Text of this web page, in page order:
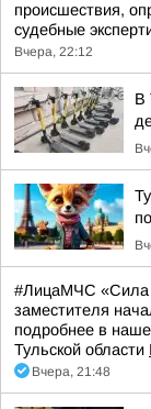
происшествия,
судебные
Вчера, 22:12
В
#ЛицаМЧС «Сила
заместителя
подробнее в
Тульской области
Вчера, 21:48